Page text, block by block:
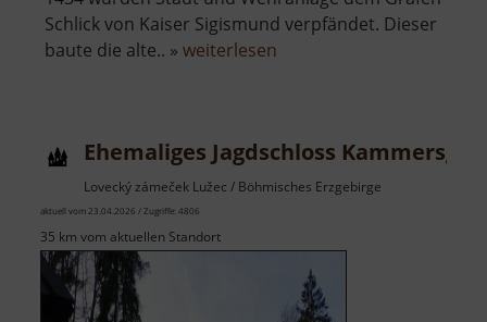
Schlick von Kaiser Sigismund verpfändet. Dieser
baute die alte.. » weiterlesen
Ehemaliges Jagdschloss
Lovecký zámeček Lužec / Böhmisches Erzgebirge
aktuell vom 23.04.2026 / Zugriffe: 4806
35 km vom aktuellen Standort